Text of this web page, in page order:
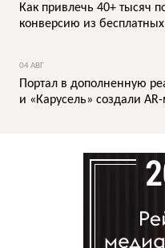
Как привлечь 40+ тысяч
конверсию из бесплатных
04 АВГ
Портал в дополненную
и «Карусель» создали